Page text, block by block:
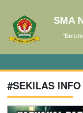
SMA
#SEKILAS INFO